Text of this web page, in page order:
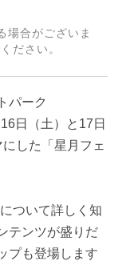
場合がございま
ださい。
パーク
日（土）と17日
した「星月フェ
ついて詳しく知
テンツが盛りだ
プも登場します